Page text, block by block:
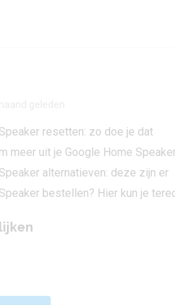
resetten: zo doe je dat
meer uit je Google Home
alternatieven: deze zijn er
bestellen? Hier kun je